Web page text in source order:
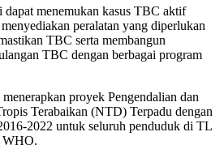
menemukan kasus TBC aktif
peralatan yang diperlukan
TBC serta membangun
TBC dengan berbagai program
proyek Pengendalian dan
Terabaikan (NTD) Terpadu dengan
2022 untuk seluruh penduduk di TL
WHO.